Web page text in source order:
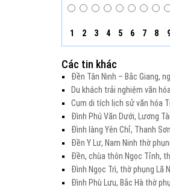
1 2 3 4 5 6 7 8
Các tin khác
Đền Tân Ninh – Bắc Giang,
Du khách trải nghiệm văn
Cụm di tích lịch sử văn hóa
Đình Phú Văn Dưới, Lương
Đình làng Yên Chỉ, Thanh
Đền Y Lư, Nam Ninh thờ
Đền, chùa thôn Ngọc Tỉnh,
Đình Ngọc Trì, thờ phụng Lã
Đình Phù Lưu, Bắc Hà thờ